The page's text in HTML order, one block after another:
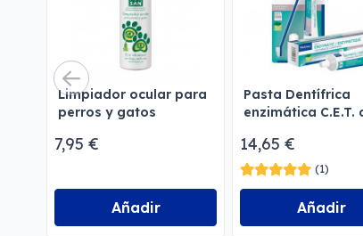
Limpiador ocular para
perros y gatos
7,95 €
Añadir
Pasta Dentífrica
enzimática C.E.T.
gatos
14,65 €
(1)
Añadir